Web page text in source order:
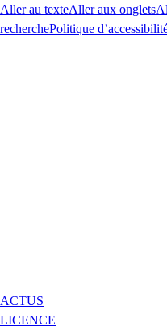
Aller au texteAller aux onglets
recherchePolitique
ACTUS
LICENCE